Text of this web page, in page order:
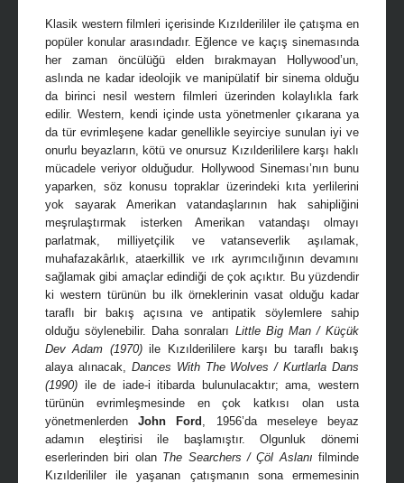
Klasik western filmleri içerisinde Kızılderililer ile çatışma en
popüler konular arasındadır. Eğlence ve kaçış sinemasında
her zaman öncülüğü elden bırakmayan Hollywood’un,
aslında ne kadar ideolojik ve manipülatif bir sinema olduğu
da birinci nesil western filmleri üzerinden kolaylıkla fark
edilir. Western, kendi içinde usta yönetmenler çıkarana ya
da tür evrimleşene kadar genellikle seyirciye sunulan iyi ve
onurlu beyazların, kötü ve onursuz Kızılderililere karşı haklı
mücadele veriyor olduğudur. Hollywood Sineması’nın bunu
yaparken, söz konusu topraklar üzerindeki kıta yerlilerini
yok sayarak Amerikan vatandaşlarının hak sahipliğini
meşrulaştırmak isterken Amerikan vatandaşı olmayı
parlatmak, milliyetçilik ve vatanseverlik aşılamak,
muhafazakârlık, ataerkillik ve ırk ayrımcılığının devamını
sağlamak gibi amaçlar edindiği de çok açıktır. Bu yüzdendir
ki western türünün bu ilk örneklerinin vasat olduğu kadar
taraflı bir bakış açısına ve antipatik söylemlere sahip
olduğu söylenebilir. Daha sonraları Little Big Man / Küçük
Dev Adam (1970)ile Kızılderililere karşı bu taraflı bakış
alaya alınacak, Dances With The Wolves / Kurtlarla Dans
(1990) ile de iade-i itibarda bulunulacaktır; ama, western
türünün evrimleşmesinde en çok katkısı olan usta
yönetmenlerdenJohn Ford , 1956’da meseleye beyaz
adamın eleştirisi ile başlamıştır. Olgunluk dönemi
eserlerinden biri olan The Searchers / Çöl Aslanı filminde
Kızılderililer ile yaşanan çatışmanın sona ermemesinin